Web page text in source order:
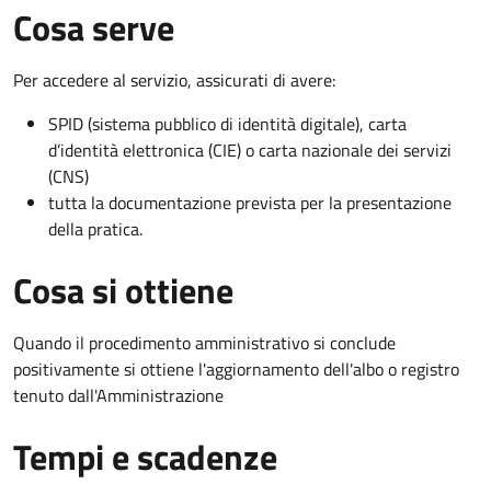
Cosa serve
Per accedere al servizio, assicurati di avere:
SPID (sistema pubblico di identità digitale), carta
d’identità elettronica (CIE) o carta nazionale dei servizi
(CNS)
tutta la documentazione prevista per la presentazione
della pratica.
Cosa si ottiene
Quando il procedimento amministrativo si conclude
positivamente si ottiene l'aggiornamento dell'albo o registro
tenuto dall'Amministrazione
Tempi e scadenze